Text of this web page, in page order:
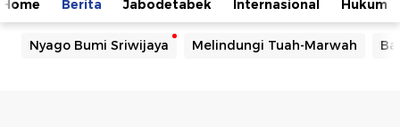
Home Berita Jabodetabek Internasional Hukum
Nyago Bumi Sriwijaya Melindungi Tuah-Marwah